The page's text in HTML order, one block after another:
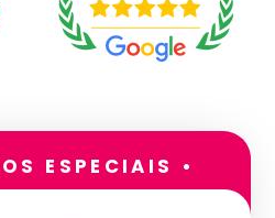
ESPECIAIS •